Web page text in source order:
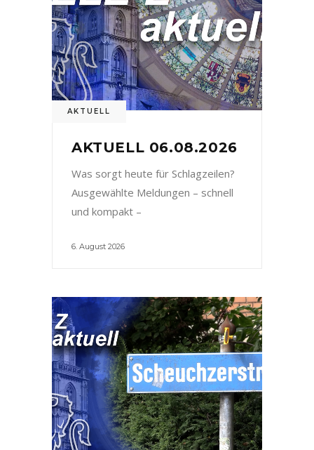
AKTUELL
AKTUELL 06.08.2026
Was sorgt heute für Schlagzeilen?
Ausgewählte Meldungen – schnell
und kompakt –
6. August 2026